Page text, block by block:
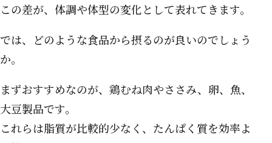
この差が、体調や体型の変化として表れてきます。
では、どのような食品から摂るのが良いのでしょう
か。
まずおすすめなのが、鶏むね肉やささみ、卵、魚、
大豆製品です。
これらは脂質が比較的少なく、たんぱく質を効率よ